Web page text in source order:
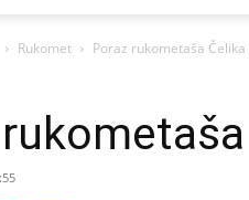
Rukomet Poraz rukometaša Čelika